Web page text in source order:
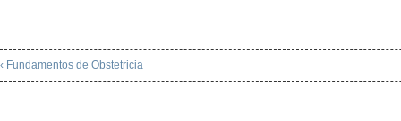
‹ Fundamentos de Obstetricia